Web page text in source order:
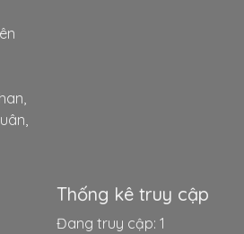
Thống kê truy cập
Đang truy cập: 1